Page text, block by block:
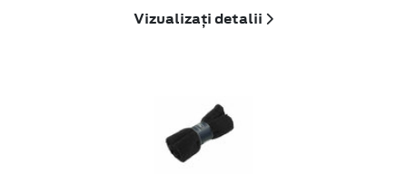
Vizualizați detalii